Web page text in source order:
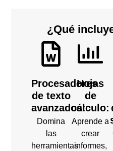
¿Qué
Procesadores
de texto
avanzados:
Domina
las
herramientas
Hojas
de
cálculo:
Aprende a
crear
informes,